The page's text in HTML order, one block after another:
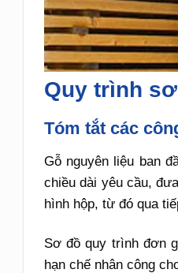
Quy trình
Tóm tắt các
Gỗ nguyên liệu ban
chiều dài yêu cầu,
hình hộp, từ đó qua
Sơ đồ quy trình đơn
hạn chế nhân công